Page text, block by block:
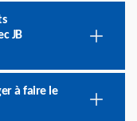
JB
à faire le